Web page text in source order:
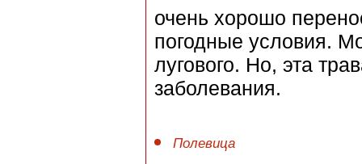
очень хорошо
погодные условия.
лугового. Но, эта
заболевания.
Полевица